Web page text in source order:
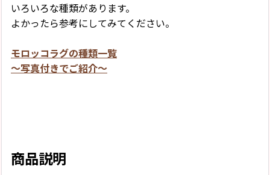
いろいろな種類があります。
よかったら参考にしてみてください。
モロッコラグの種類一覧
〜写真付きでご紹介〜
商品説明